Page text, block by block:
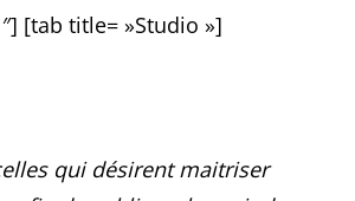
[tab title= »Studio »]
qui désirent maitriser